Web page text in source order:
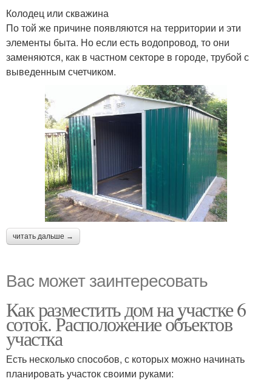
Колодец или скважина
По той же причине появляются на территории и эти
элементы быта. Но если есть водопровод, то они
заменяются, как в частном секторе в городе, трубой с
выведенным счетчиком.
читать дальше →
Вас может заинтересовать
Как разместить дом на участке 6
соток. Расположение объектов
участка
Есть несколько способов, с которых можно начинать
планировать участок своими руками: